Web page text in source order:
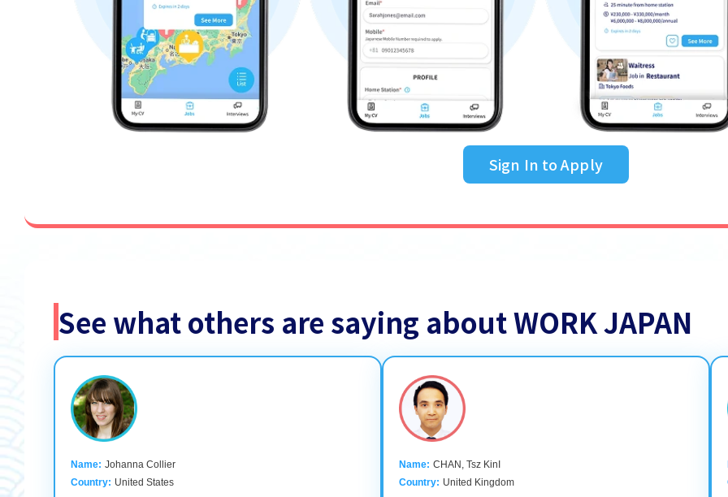
Sign In to Apply
See what others are saying about WORK JAPAN
Name: Johanna Collier
Country: United States
Name: CHAN, Tsz KinI
Country: United Kingdom